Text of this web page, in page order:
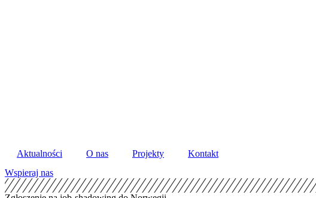
Aktualności O nas Projekty
Kontakt
Wspieraj nas